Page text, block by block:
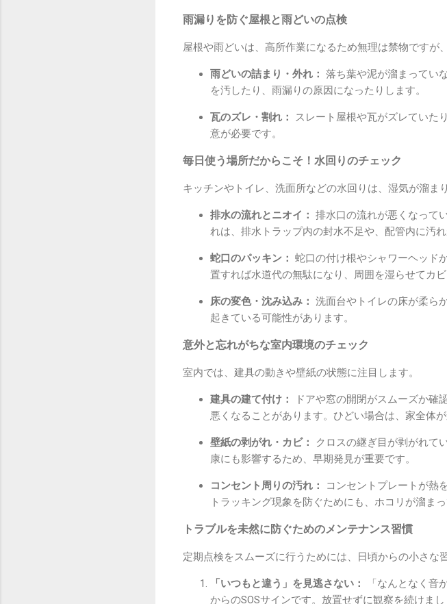
雨漏りを防ぐ屋根と雨どいの点検
屋根や雨どいは、高所作業になるため無理は禁物ですが
雨どいの詰まり・外れ： 落ち葉や泥が溜まってい
を汚したり、雨漏りの原因になったりします。
瓦のズレ・割れ：
スレート屋根や瓦がズレていた
意が必要です。
毎日使う場所だからこそ！水回りのチェック
キッチンやトイレ、洗面所などの水回りは、湿気が溜ま
排水の流れとニオイ： 排水口の流れが悪くなって
れは、排水トラップ内の封水不足や、配管内に汚
蛇口のパッキン： 蛇口の付け根やシャワーヘッド
置すれば水道代の無駄になり、周囲を湿らせてカ
床の変色・沈み込み： 洗面台やトイレの床が柔ら
起きている可能性があります。
意外と忘れがちな室内環境のチェック
室内では、建具の動きや壁紙の状態に注目します。
建具の建て付け：
ドアや窓の開閉がスムーズか確
悪くなることがあります。ひどい場合は、家全体
壁紙の剥がれ・カビ：
クロスの継ぎ目が剥がれて
康にも影響するため、早期発見が重要です。
コンセント周りの汚れ：
コンセントプレートが熱
トラッキング現象を防ぐためにも、ホコリが溜ま
トラブルを未然に防ぐためのメンテナンス習慣
定期点検をスムーズに行うためには、日頃からの小さな
「いつもと違う」を見逃さない：
「なんとなく音
からのSOSサインです。放置せずに観察を続けまし